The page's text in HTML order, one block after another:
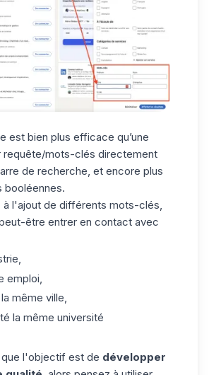
est bien plus efficace qu’une
requête/mots-clés directement
de recherche, et encore plus
booléennes.
à l'ajout de différents mots-clés,
être entrer en contact avec
emploi,
même ville,
la même université
l'objectif est de développer